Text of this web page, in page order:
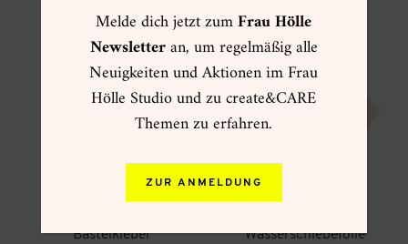
Bastelkleber
Wasserschiebefolie
Melde dich jetzt zumFrau Hölle
Newsletteran, um regelmäßig alle
Neuigkeiten und Aktionen im Frau
Hölle Studio und zu create&CARE
Themen zu erfahren.
ZUR ANMELDUNG